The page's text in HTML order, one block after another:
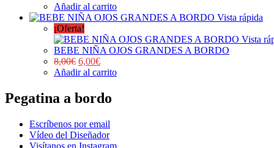
Añadir al carrito
Vista rápida
¡Oferta!
Vista
BEBE NIÑA OJOS GRANDES A BORDO
8,00€ 6,00€
Añadir al carrito
Pegatina a bordo
Escríbenos por email
Vídeo del Diseñador
Visítanos en Instagram